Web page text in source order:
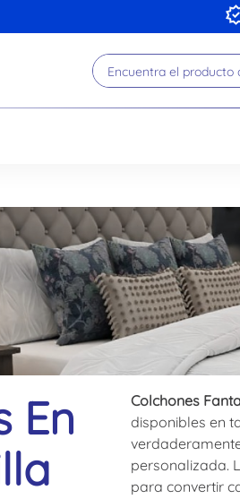
65% COLCHÓN
Encuentra el
En
Colchones
disponibles en
personalizada.
para convertir